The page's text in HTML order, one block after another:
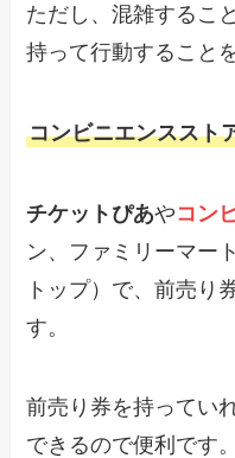
ただし、混雑するこ
持って行動すること
コンビニエンススト
チケットぴあやコン
ン、ファミリーマー
トップ）で、前売り
す。
前売り券を持ってい
できるので便利です。